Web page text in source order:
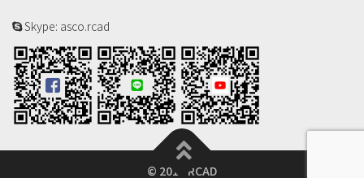
Skype: asco.rcad
© 2018 RCAD